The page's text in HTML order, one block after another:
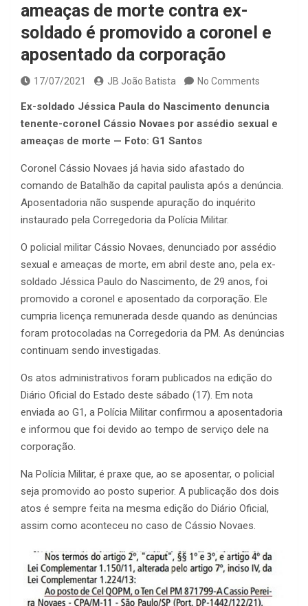
ameaças de morte contra ex-
soldado é promovido a coronel e
aposentado da corporação
17/07/2021 JB João Batista No Comments
Ex-soldado Jéssica Paula do Nascimento denuncia
tenente-coronel Cássio Novaes por assédio sexual e
ameaças de morte — Foto: G1 Santos
Coronel Cássio Novaes já havia sido afastado do
comando de Batalhão da capital paulista após a denúncia.
Aposentadoria não suspende apuração do inquérito
instaurado pela Corregedoria da Polícia Militar.
O policial militar Cássio Novaes, denunciado por assédio
sexual e ameaças de morte, em abril deste ano, pela ex-
soldado Jéssica Paulo do Nascimento, de 29 anos, foi
promovido a coronel e aposentado da corporação. Ele
cumpria licença remunerada desde quando as denúncias
foram protocoladas na Corregedoria da PM. As denúncias
continuam sendo investigadas.
Os atos administrativos foram publicados na edição do
Diário Oficial do Estado deste sábado (17). Em nota
enviada ao G1, a Polícia Militar confirmou a aposentadoria
e informou que foi devido ao tempo de serviço dele na
corporação.
Na Polícia Militar, é praxe que, ao se aposentar, o policial
seja promovido ao posto superior. A publicação dos dois
atos é sempre feita na mesma edição do Diário Oficial,
assim como aconteceu no caso de Cássio Novaes.